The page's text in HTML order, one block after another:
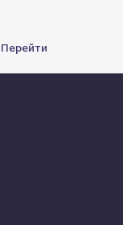
Перейти